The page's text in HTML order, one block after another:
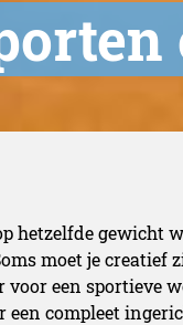
hetzelfde gewicht
moet je creatief
voor een sportieve
een compleet